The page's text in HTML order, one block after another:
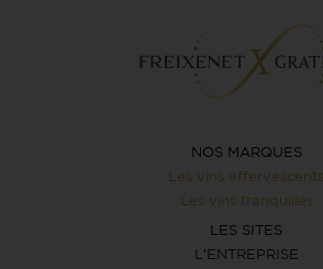
NOS MARQUES
Les vins effervescents
Les vins tranquilles
LES SITES
L'ENTREPRISE